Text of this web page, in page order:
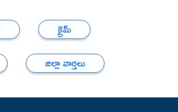
క్రైమ్
జిల్లా వార్తలు